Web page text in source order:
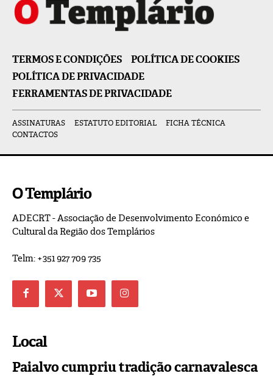
TERMOS E CONDIÇÕES
POLÍTICA DE COOKIES
POLÍTICA DE PRIVACIDADE
FERRAMENTAS DE PRIVACIDADE
ASSINATURAS ESTATUTO EDITORIAL
FICHA TÉCNICA
CONTACTOS
O Templário
ADECRT - Associação de Desenvolvimento Económico e
Cultural da Região dos Templários
Telm: +351 927 709 735
Local
Paialvo cumpriu tradição carnavalesca